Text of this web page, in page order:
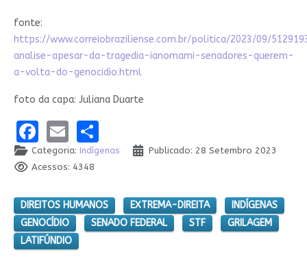
fonte:
https://www.correiobraziliense.com.br/politica/2023/09/
analise-apesar-da-tragedia-ianomami-senadores-querem-
a-volta-do-genocidio.html
foto da capa: Juliana Duarte
Facebook
EmailShare
Categoria: Indígenas
Publicado: 28 Setembro 2023
Acessos: 4348
DIREITOS HUMANOS EXTREMA-DIREITA
INDÍGENAS
GENOCÍDIO
SENADO FEDERAL STF
GRILAGEM
LATIFÚNDIO